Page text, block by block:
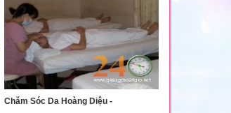
Chăm Sóc Da Hoàng Diệu -